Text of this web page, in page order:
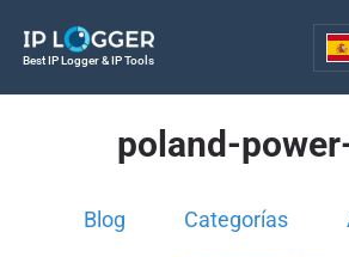
Best IP Logger & IP Tools
poland-
Blog Categorías